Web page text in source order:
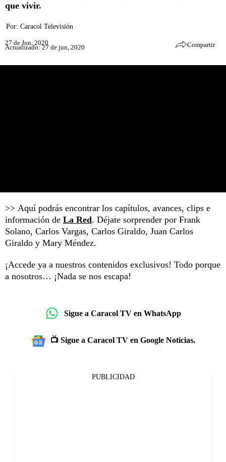
que vivir.
Por: Caracol Televisión
27 de Jun, 2020
Actualizado: 27 de jun, 2020 Compartir
>> Aquí podrás encontrar los capítulos, avances, clips e
información de La Red. Déjate sorprender por Frank
Solano, Carlos Vargas, Carlos Giraldo, Juan Carlos
Giraldo y Mary Méndez.
¡Accede ya a nuestros contenidos exclusivos! Todo porque
a nosotros… ¡Nada se nos escapa!
Sigue a Caracol TV en WhatsApp
📺 Sigue a Caracol TV en Google Noticias.
PUBLICIDAD